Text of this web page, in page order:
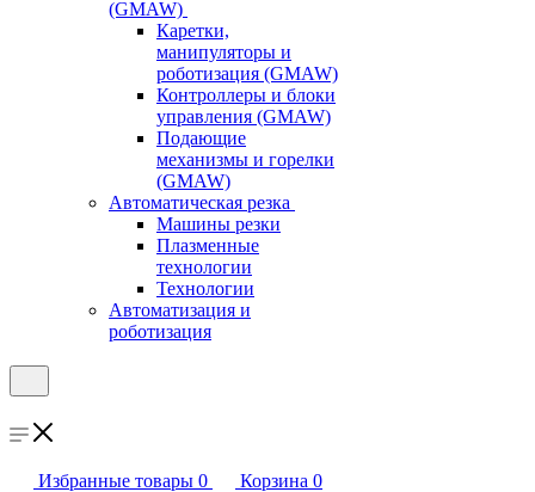
(GMAW)
Каретки,
манипуляторы и
роботизация (GMAW)
Контроллеры и блоки
управления (GMAW)
Подающие
механизмы и горелки
(GMAW)
Автоматическая резка
Машины резки
Плазменные
технологии
Технологии
Автоматизация и
роботизация
Избранные товары 0 Корзина 0